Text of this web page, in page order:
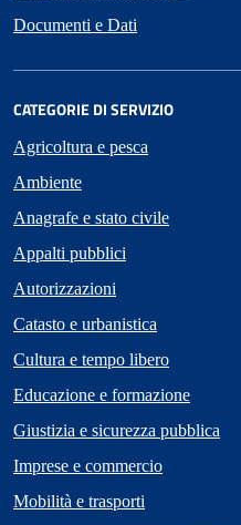
Documenti e Dati
CATEGORIE DI SERVIZIO
Agricoltura e pesca
Ambiente
Anagrafe e stato civile
Appalti pubblici
Autorizzazioni
Catasto e urbanistica
Cultura e tempo libero
Educazione e formazione
Giustizia e sicurezza pubblica
Imprese e commercio
Mobilità e trasporti